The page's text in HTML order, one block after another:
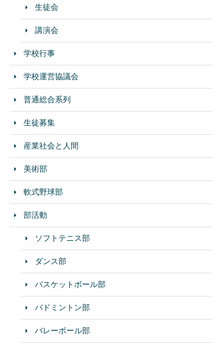
生徒会
講演会
学校行事
学校運営協議会
普通総合系列
生徒募集
産業社会と人間
美術部
軟式野球部
部活動
ソフトテニス部
ダンス部
バスケットボール部
バドミントン部
バレーボール部